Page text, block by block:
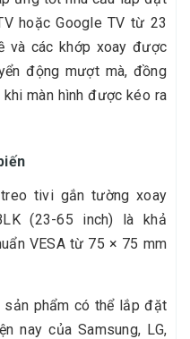
hoặc Google TV từ 23
và các khớp xoay được
động mượt mà, đồng
màn hình được kéo ra
tivi gắn tường xoay
(23-65 inch) là khả
VESA từ 75 × 75 mm
phẩm có thể lắp đặt
nay của Samsung, LG,